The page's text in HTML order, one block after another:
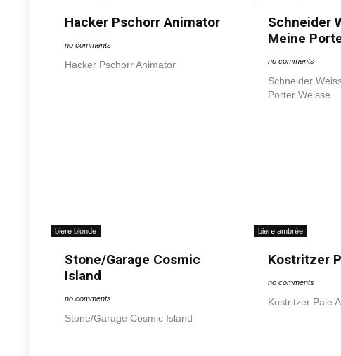
Hacker Pschorr Animator
no comments
Hacker Pschorr Animator
Schneider
Meine
no comments
Schneider
Porter Weisse
bière blonde
Stone/Garage Cosmic
Island
no comments
Stone/Garage Cosmic Island
bière ambrée
Kostritzer
no comments
Kostritzer Pale